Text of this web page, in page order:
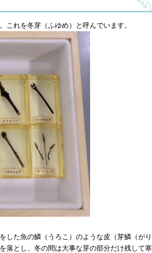
れを冬芽（ふゆめ）と呼んでいます。
した魚の鱗（うろこ）のような皮（芽鱗（がり
落とし、冬の間は大事な芽の部分だけ残して寒